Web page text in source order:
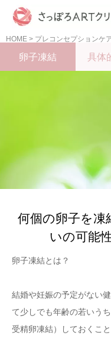
HOME > プレコンセプションケ
卵子凍結 具体
何個の卵子を凍
いの可能
卵子凍結とは？
結婚や妊娠の予定がない
て少しでも年齢の若いう
受精卵凍結）しておくこ
診療案内
費用について
その他